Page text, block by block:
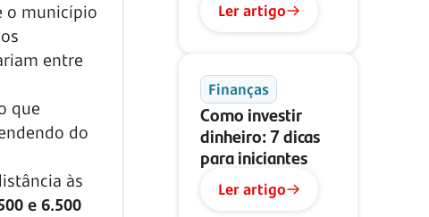
o município
entre
que
do
às
e 6.500
Ler artigo
Finanças
Como investir
dinheiro: 7 dicas
para iniciantes
Ler artigo